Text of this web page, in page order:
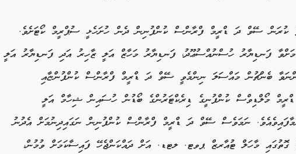
ކުރަން ސޭވް ދަ ޑްރީމް ފްރާންސް ކުންފުނިން ދެން ހުށަހެޅީ ސުޕްރީމް ކޯޓަށެވެ.
ފަނޑިޔާރު ހުސްނުއްސުޢޫދު، ފަނޑިޔާރު މަހާޒް އަލީ ޒާހިރު އަދި ފަނޑިޔާރު އަލީ
ބެންޗުން މައްސަލަ ނިންމެވީ ސޭވް ދަ ޑްރީމް ފްރާންސް ކުންފުންޏާއި
މޯލްޑިވްސް ކުންފުނީގެ ޑިރެކްޓަރުންގެ ބޯޑުން ހުސައިން ޝިހާމް އަލީ
ނަމަވެސް ސޭވް ދަ ޑްރީމް ފްރާންސް ކުންފުނިން ނަގައިދިނުމަށް އެދުނު
މާހަލް ޓުއާރޒް ޕވޓ. ލޓޑ. އަށް ދައްކަންޖެހޭ ފައިސާކަމަށް ވުމުން،